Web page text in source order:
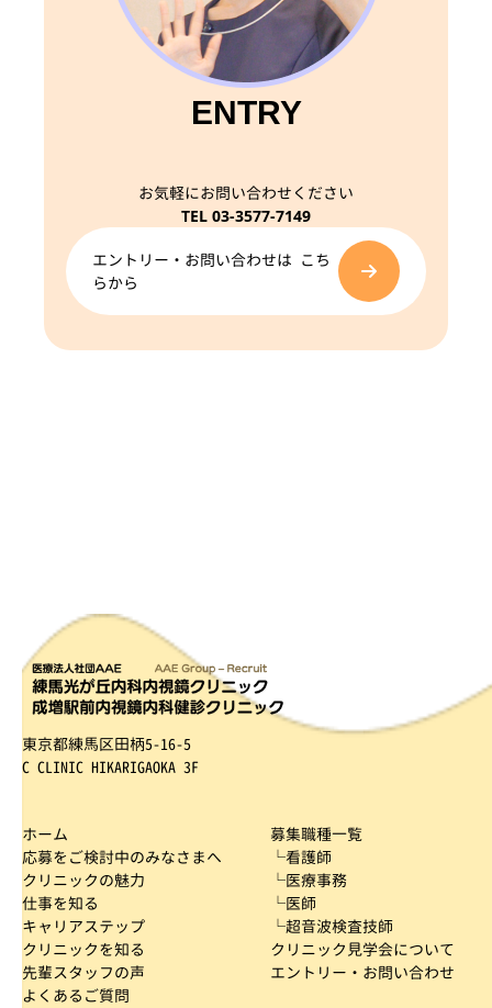
ENTRY
お気軽にお問い合わせください
TEL 03-3577-7149
エントリー・お問い合わせは こち
らから
東京都練馬区田柄5-16-5
C CLINIC HIKARIGAOKA 3F
ホーム
応募をご検討中のみなさまへ
クリニックの魅力
仕事を知る
キャリアステップ
クリニックを知る
先輩スタッフの声
よくあるご質問
募集職種一覧
└看護師
└医療事務
└医師
└超音波検査技師
クリニック見学会について
エントリー・お問い合わせ